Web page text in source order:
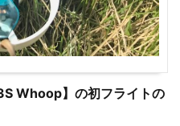
Whoop】の初フライトの